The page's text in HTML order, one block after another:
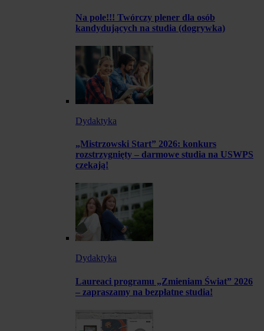
Na pole!!! Twórczy plener dla osób
kandydujących na studia (dogrywka)
Dydaktyka
„Mistrzowski Start” 2026: konkurs
rozstrzygnięty – darmowe studia na USWPS
czekają!
Dydaktyka
Laureaci programu „Zmieniam Świat” 2026
– zapraszamy na bezpłatne studia!